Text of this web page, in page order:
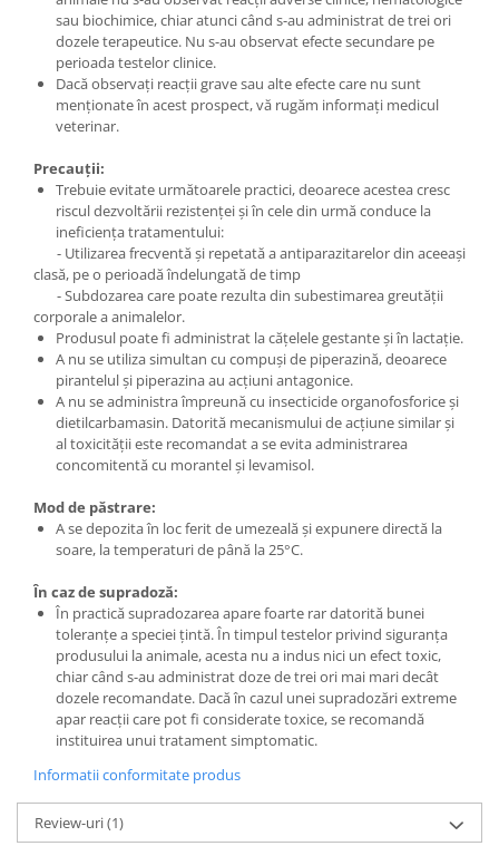
sau biochimice, chiar atunci când s-au administrat de trei ori
dozele terapeutice. Nu s-au observat efecte secundare pe
perioada testelor clinice.
Dacă observați reacții grave sau alte efecte care nu sunt
menționate în acest prospect, vă rugăm informați medicul
veterinar.
Precauții:
Trebuie evitate următoarele practici, deoarece acestea cresc
riscul dezvoltării rezistenței și în cele din urmă conduce la
ineficiența tratamentului:
- Utilizarea frecventă și repetată a antiparazitarelor din aceeași
clasă, pe o perioadă îndelungată de timp
- Subdozarea care poate rezulta din subestimarea greutății
corporale a animalelor.
Produsul poate fi administrat la cățelele gestante și în lactație.
A nu se utiliza simultan cu compuși de piperazină, deoarece
pirantelul și piperazina au acțiuni antagonice.
A nu se administra împreună cu insecticide organofosforice și
dietilcarbamasin. Datorită mecanismului de acțiune similar și
al toxicității este recomandat a se evita administrarea
concomitentă cu morantel și levamisol.
Mod de păstrare:
A se depozita în loc ferit de umezeală și expunere directă la
soare, la temperaturi de până la 25°C.
În caz de supradoză:
În practică supradozarea apare foarte rar datorită bunei
toleranțe a speciei țintă. În timpul testelor privind siguranța
produsului la animale, acesta nu a indus nici un efect toxic,
chiar când s-au administrat doze de trei ori mai mari decât
dozele recomandate. Dacă în cazul unei supradozări extreme
apar reacții care pot fi considerate toxice, se recomandă
instituirea unui tratament simptomatic.
Informatii conformitate produs
Review-uri(1)